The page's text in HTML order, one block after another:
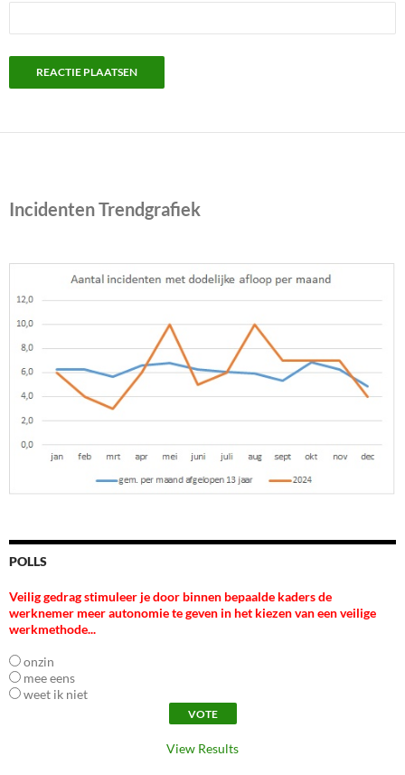
Incidenten Trendgrafiek
POLLS
Veilig gedrag stimuleer je door binnen bepaalde kaders de
werknemer meer autonomie te geven in het kiezen van een veilige
werkmethode...
onzin
mee eens
weet ik niet
View Results